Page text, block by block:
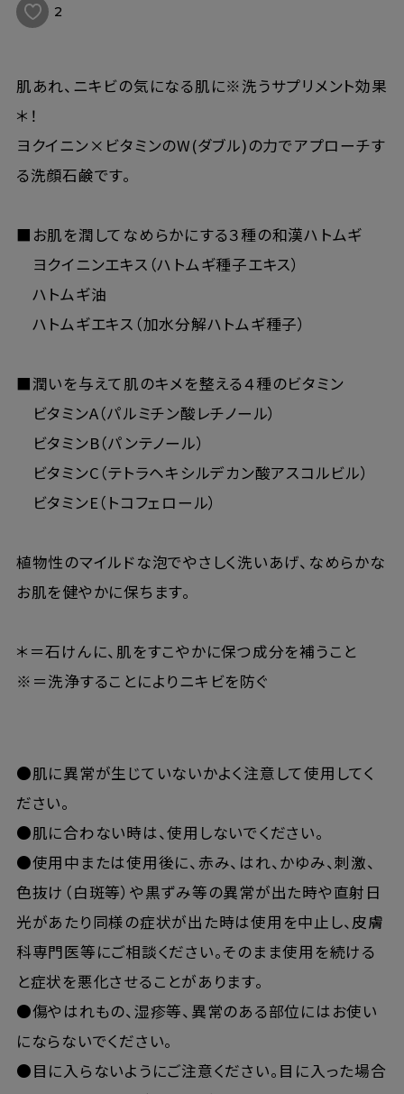
2
肌あれ、ニキビの気になる肌に※洗うサプリメント効果
＊！
ヨクイニン×ビタミンのW(ダブル)の力でアプローチす
る洗顔石鹸です。
■お肌を潤してなめらかにする３種の和漢ハトムギ
ヨクイニンエキス（ハトムギ種子エキス）
ハトムギ油
ハトムギエキス（加水分解ハトムギ種子）
■潤いを与えて肌のキメを整える４種のビタミン
ビタミンA（パルミチン酸レチノール）
ビタミンB（パンテノール）
ビタミンC（テトラヘキシルデカン酸アスコルビル）
ビタミンE（トコフェロール）
植物性のマイルドな泡でやさしく洗いあげ、なめらかな
お肌を健やかに保ちます。
＊＝石けんに、肌をすこやかに保つ成分を補うこと
※＝洗浄することによりニキビを防ぐ
●肌に異常が生じていないかよく注意して使用してく
ださい。
●肌に合わない時は、使用しないでください。
●使用中または使用後に、赤み、はれ、かゆみ、刺激、
色抜け（白斑等）や黒ずみ等の異常が出た時や直射日
光があたり同様の症状が出た時は使用を中止し、皮膚
科専門医等にご相談ください。そのまま使用を続ける
と症状を悪化させることがあります。
●傷やはれもの、湿疹等、異常のある部位にはお使い
にならないでください。
●目に入らないようにご注意ください。目に入った場合